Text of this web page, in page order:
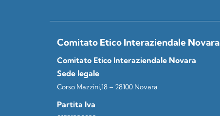
Comitato Etico Interaziendale Novara
Comitato Etico Interaziendale Novara
Sede legale
Corso Mazzini,18 – 28100 Novara
Partita Iva